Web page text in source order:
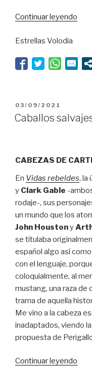
Continuar leyendo
Estrellas Volodia
PUBLICADO
EL
03/09/2021
Caballos
CABEZAS DE
En Vidas rebeldes, la
y Clark Gable -
rodaje-, sus
un mundo que los
John Houstony
se titulaba
español algo así
con el lenguaje,
coloquialmente, al
mustang, una raza de
trama de aquella
Me vino a la cabeza
inadaptados, viendo
propuesta de
Continuar leyendo